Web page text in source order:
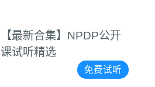
【最新合集】NPDP公开
课试听精选
免费试听